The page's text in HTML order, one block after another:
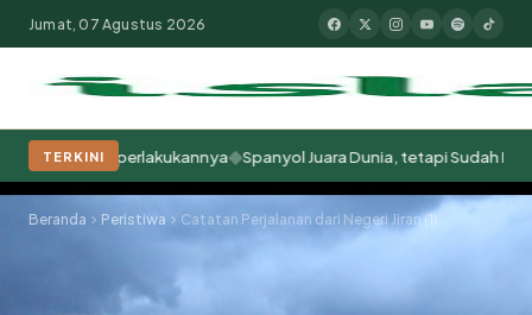
Populer:Moderasi BeragamaKhutbah JumatPesantrenTokoh
Jumat, 07 Agustus 2026
TERKINI
Memperlakukannya◆Spanyol Juara Dunia, tetapi Sudah Berabad-
Beranda Peristiwa Catatan Perjalanan dari Negeri Jiran (1)